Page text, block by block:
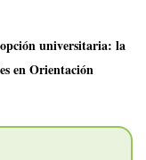
universitaria: la
en Orientación